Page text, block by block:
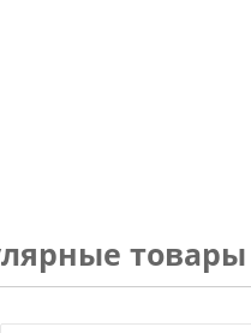
товары